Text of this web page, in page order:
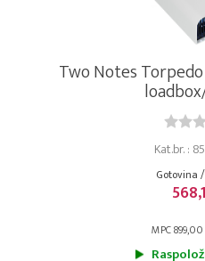
Two Notes
Kat.br. :
Gotovina
MPC